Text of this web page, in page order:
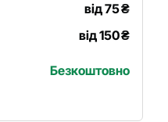
від 75₴
від 150₴
Безкоштовно